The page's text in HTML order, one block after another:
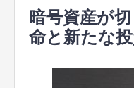
暗号資産が
命と新たな